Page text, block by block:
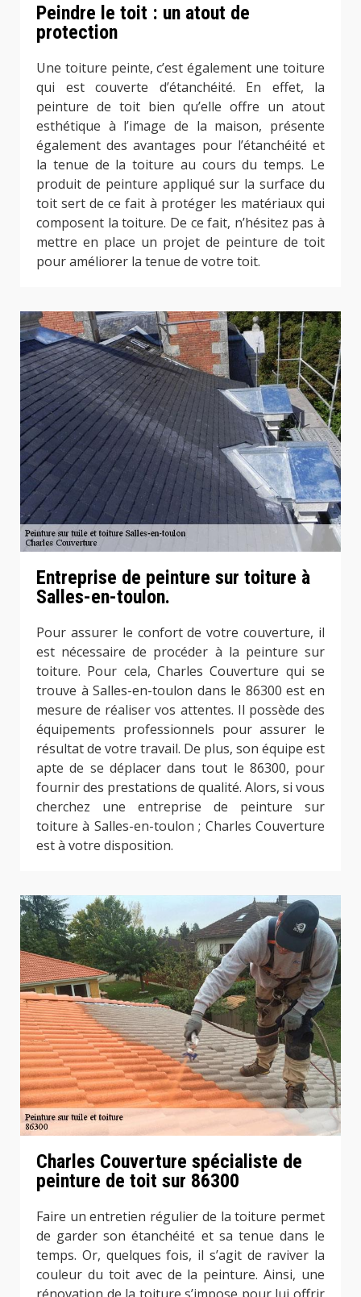
Peindre le toit : un atout de
protection
Une toiture peinte, c’est également une toiture
qui est couverte d’étanchéité. En effet, la
peinture de toit bien qu’elle offre un atout
esthétique à l’image de la maison, présente
également des avantages pour l’étanchéité et
la tenue de la toiture au cours du temps. Le
produit de peinture appliqué sur la surface du
toit sert de ce fait à protéger les matériaux qui
composent la toiture. De ce fait, n’hésitez pas à
mettre en place un projet de peinture de toit
pour améliorer la tenue de votre toit.
Entreprise de peinture sur toiture à
Salles-en-toulon.
Pour assurer le confort de votre couverture, il
est nécessaire de procéder à la peinture sur
toiture. Pour cela, Charles Couverture qui se
trouve à Salles-en-toulon dans le 86300 est en
mesure de réaliser vos attentes. Il possède des
équipements professionnels pour assurer le
résultat de votre travail. De plus, son équipe est
apte de se déplacer dans tout le 86300, pour
fournir des prestations de qualité. Alors, si vous
cherchez une entreprise de peinture sur
toiture à Salles-en-toulon ; Charles Couverture
est à votre disposition.
Charles Couverture spécialiste de
peinture de toit sur 86300
Faire un entretien régulier de la toiture permet
de garder son étanchéité et sa tenue dans le
temps. Or, quelques fois, il s’agit de raviver la
couleur du toit avec de la peinture. Ainsi, une